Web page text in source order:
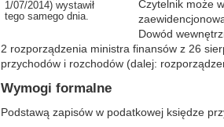
1/07/2014) wystawił
tego samego dnia.
Czytelnik może
Dowód
2 rozporządzenia ministra finansów z 26
przychodów i rozchodów (dalej:
Wymogi formalne
Podstawą zapisów w podatkowej księdze